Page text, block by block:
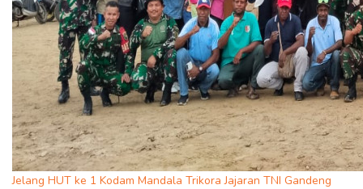
Jelang HUT ke 1 Kodam Mandala Trikora Jajaran TNI Gandeng